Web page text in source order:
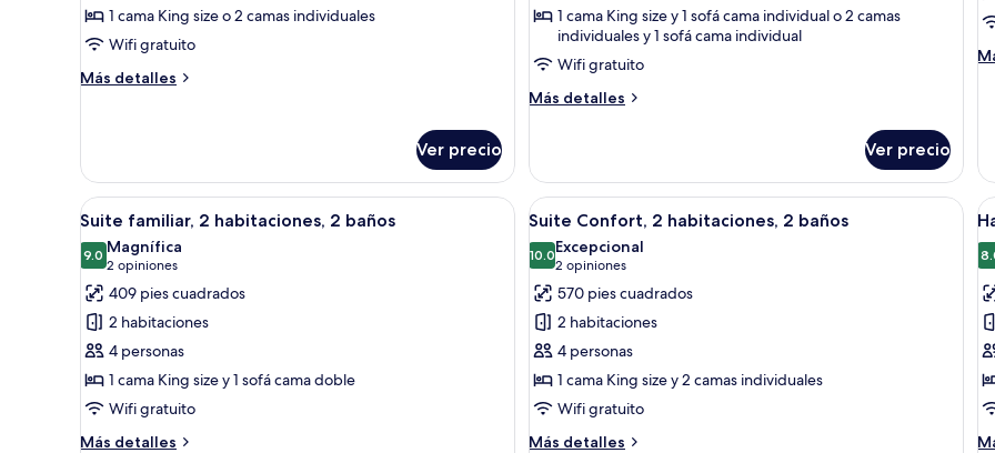
1
cama
matrimonial
1 cama King size o 2 camas individuales
Wifi gratuito
Más detalles
Más
con
cama
matrimonial
o
individuales
Ver precio
1
cama
matrimonial
o
(with
Sofa
Bed)
1 cama King size y 1 sofá cama individual o 2 camas
individuales y 1 sofá cama individual
Wifi gratuito
Más detalles
Más
superior
con
1
cama
matrimonial
2
individuales
(with
Sofa
Bed)
Ver precio
tina
Abrir
todas
las
fotos
de
Suite
familiar,
2
habitaciones,
2
Una habitación de hotel con una cama grande, un escritorio, una silla, un sofá y una ventana con cortinas.
9
Suite familiar, 2 habitaciones, 2 baños
9.09.0 de 10
Magnífica
2 opiniones
(2
opiniones)
409 pies cuadrados
2 habitaciones
4 personas
1 cama King size y 1 sofá cama doble
Wifi gratuito
Más detalles
Más
Abrir
todas
las
fotos
de
Suite
Confort,
2
habitaciones,
2
Una habitación de hotel con cama,
15
Suite Confort, 2 habitaciones, 2 baños
10.010.0 de 10
Excepcional
2 opiniones
(2
opiniones)
570 pies cuadrados
2 habitaciones
4 personas
1 cama King size y 2 camas individuales
Wifi gratuito
Más detalles
Más